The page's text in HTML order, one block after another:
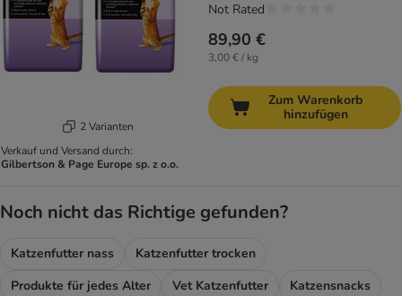
2 Varianten
Verkauf und Versand durch:
Gilbertson & Page Europe sp. z o.o.
89,90 €
3,00 € / kg
Not Rated
Zum Warenkorb
hinzufügen
Noch nicht das Richtige gefunden?
Katzenfutter nass
Katzenfutter trocken
Produkte für jedes Alter
Vet Katzenfutter
Katzensnacks